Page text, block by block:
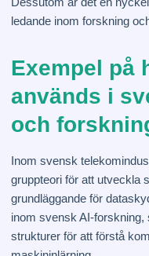
ledande inom forskning
Exempel på
används i
och
Inom svensk
gruppteori för att utveckla
grundläggande för
inom svensk AI-
strukturer för att förstå